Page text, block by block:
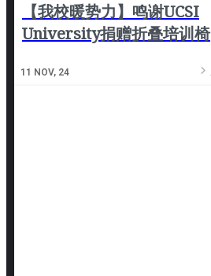
【我校暖势力】鸣谢UCSI
University捐赠折叠培训椅
11 NOV, 24